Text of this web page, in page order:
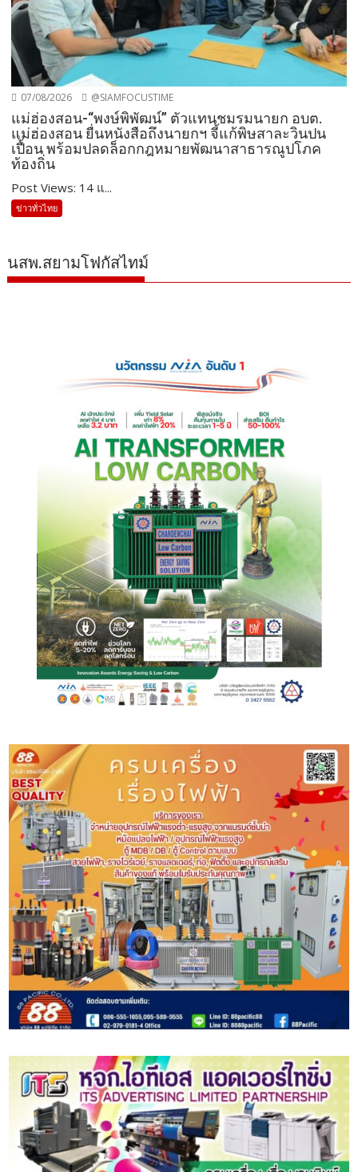
07/08/2026 @SIAMFOCUSTIME
แม่ฮ่องสอน-“พงษ์พิพัฒน์” ตัวแทนชมรมนายก อบต.
แม่ฮ่องสอน ยื่นหนังสือถึงนายกฯ จี้แก้พิษสาละวินปน
เปื้อน พร้อมปลดล็อกกฎหมายพัฒนาสาธารณูปโภค
ท้องถิ่น
Post Views: 14 แ...
ข่าวทั่วไทย
นสพ.สยามโฟกัสไทม์